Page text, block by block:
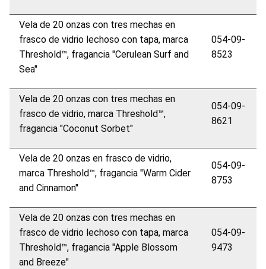
Vela de 20 onzas con tres mechas en
frasco de vidrio lechoso con tapa, marca
Threshold™, fragancia "Cerulean Surf and
Sea"
054-09-
8523
Vela de 20 onzas con tres mechas en
frasco de vidrio, marca Threshold™,
fragancia "Coconut Sorbet"
054-09-
8621
Vela de 20 onzas en frasco de vidrio,
marca Threshold™, fragancia "Warm Cider
and Cinnamon"
054-09-
8753
Vela de 20 onzas con tres mechas en
frasco de vidrio lechoso con tapa, marca
Threshold™, fragancia "Apple Blossom
and Breeze"
054-09-
9473